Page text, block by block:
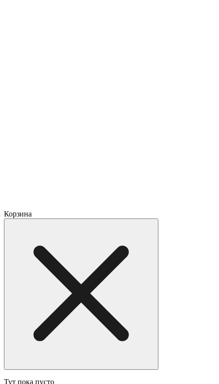
Корзина
Тут пока пусто